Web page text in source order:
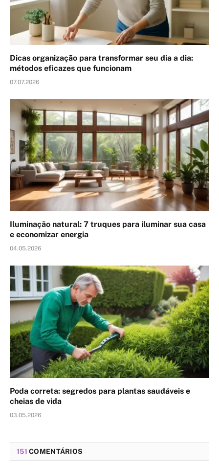
Dicas organização para transformar seu dia a dia:
métodos eficazes que funcionam
07.07.2026
Iluminação natural: 7 truques para iluminar sua casa
e economizar energia
04.05.2026
Poda correta: segredos para plantas saudáveis e
cheias de vida
03.05.2026
151 COMENTÁRIOS